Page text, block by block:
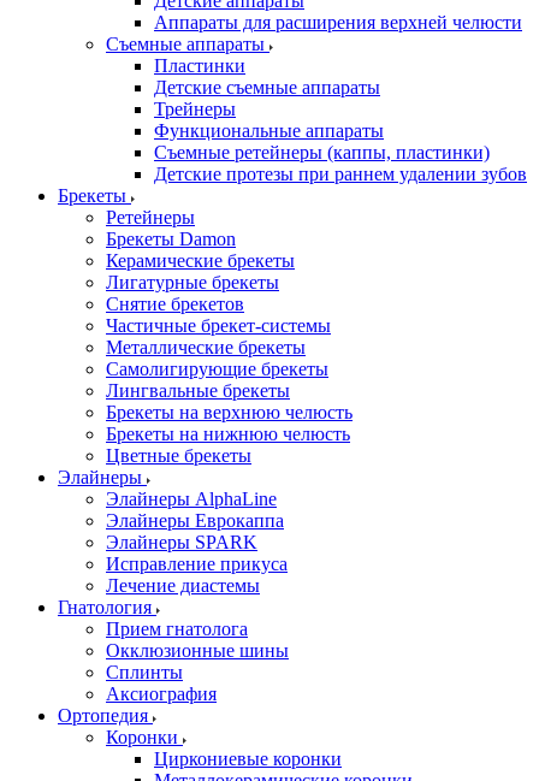
Аппараты для расширения верхней челюсти
Съемные аппараты
Пластинки
Детские съемные аппараты
Трейнеры
Функциональные аппараты
Съемные ретейнеры (каппы, пластинки)
Детские протезы при раннем удалении зубов
Брекеты
Ретейнеры
Брекеты Damon
Керамические брекеты
Лигатурные брекеты
Снятие брекетов
Частичные брекет-системы
Металлические брекеты
Самолигирующие брекеты
Лингвальные брекеты
Брекеты на верхнюю челюсть
Брекеты на нижнюю челюсть
Цветные брекеты
Элайнеры
Элайнеры AlphaLine
Элайнеры Еврокаппа
Элайнеры SPARK
Исправление прикуса
Лечение диастемы
Гнатология
Прием гнатолога
Окклюзионные шины
Сплинты
Аксиография
Ортопедия
Коронки
Циркониевые коронки